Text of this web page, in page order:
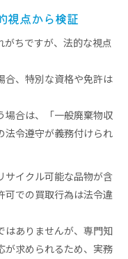
視点から検証
ちですが、法的な視点
合、特別な資格や免許は
場合は、「一般廃棄物収
法令遵守が義務付けられ
サイクル可能な品物が含
可での買取行為は法令違
はありませんが、専門知
が求められるため、実務